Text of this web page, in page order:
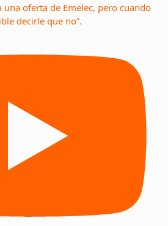
una oferta de Emelec, pero cuando
decirle que no”.